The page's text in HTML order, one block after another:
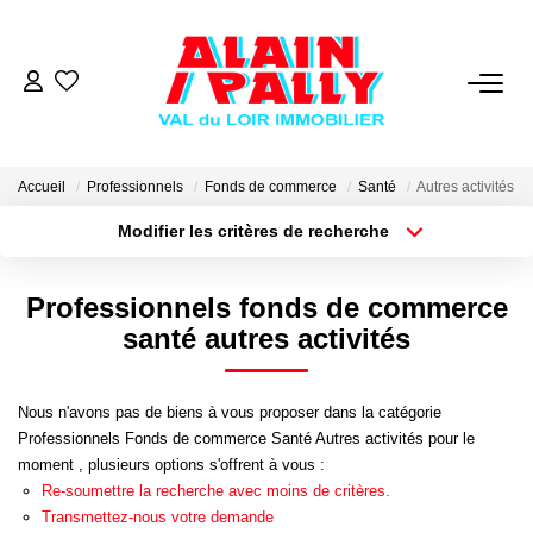
VENTE
LOCATION
DERNIERES VENTES
NOS AGENCES
Qui Sommes Nous
Notre Équipe
Accueil Professionnels Fonds de commerce Santé Autres activités
Modifier les critères de recherche
Type de bien
Surface min
Créer une alerte
Professionnels fonds de commerce
santé autres activités
Nous n'avons pas de biens à vous proposer dans la catégorie
Professionnels Fonds de commerce Santé Autres activités pour le
moment , plusieurs options s'offrent à vous :
Re-soumettre la recherche avec moins de critères.
Transmettez-nous votre demande